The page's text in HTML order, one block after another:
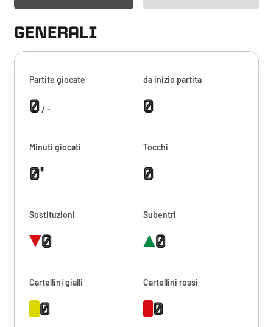
GENERALI
Partite giocate
0/ -
da inizio partita
0
Minuti giocati
0'
Tocchi
0
Sostituzioni
0
Subentri
0
Cartellini gialli
0
Cartellini rossi
0